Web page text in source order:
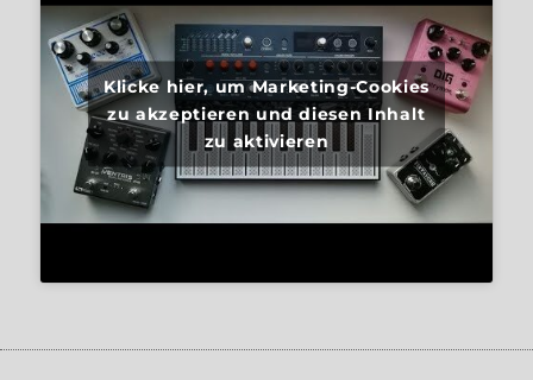
Klicke hier, um Marketing-Cookies
zu akzeptieren und diesen Inhalt
zu aktivieren